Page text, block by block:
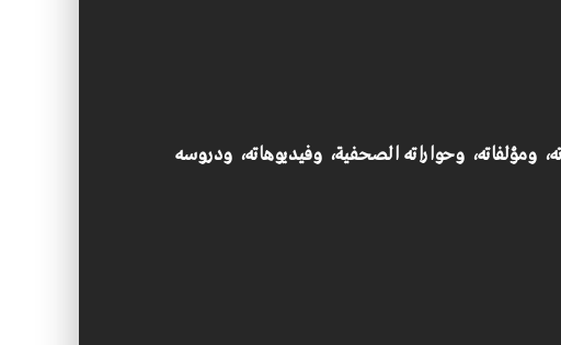
ومؤلفاته، وحواراته الصحفية، وفيديوهاته، ودروسه